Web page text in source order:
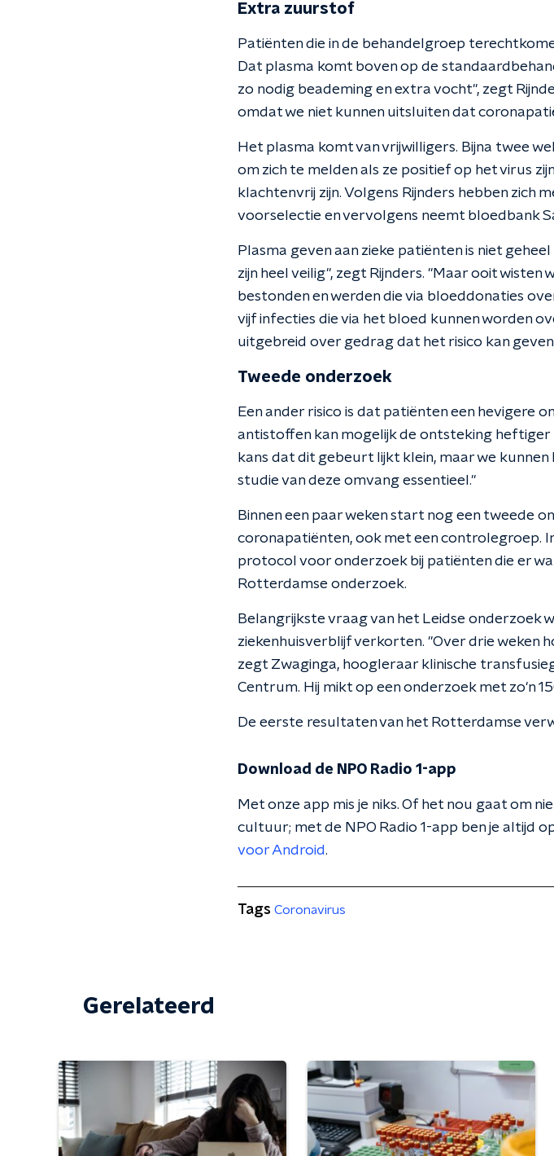
Extra zuurstof
Patiënten die in de behandelgroep
Dat plasma komt boven op de
zo nodig beademing en extra vocht", zegt
omdat we niet kunnen uitsluiten dat
Het plasma komt van vrijwilligers. Bijna twee
om zich te melden als ze positief op het virus
klachtenvrij zijn. Volgens Rijnders hebben zich
voorselectie en vervolgens neemt bloedbank
Plasma geven aan zieke patiënten is niet
zijn heel veilig", zegt Rijnders. "Maar ooit wisten
bestonden en werden die via bloeddonaties
vijf infecties die via het bloed kunnen worden
uitgebreid over gedrag dat het risico kan
Tweede onderzoek
Een ander risico is dat patiënten een hevigere
antistoffen kan mogelijk de ontsteking
kans dat dit gebeurt lijkt klein, maar we
studie van deze omvang essentieel."
Binnen een paar weken start nog een tweede
coronapatiënten, ook met een controlegroep.
protocol voor onderzoek bij patiënten die er
Rotterdamse onderzoek.
Belangrijkste vraag van het Leidse onderzoek
ziekenhuisverblijf verkorten. "Over drie weken
zegt Zwaginga, hoogleraar klinische
Centrum. Hij mikt op een onderzoek met zo'n
De eerste resultaten van het Rotterdamse
Download de NPO Radio 1-app
Met onze app mis je niks. Of het nou gaat om
cultuur; met de NPO Radio 1-app ben je altijd
voor Android.
Tags Coronavirus
Gerelateerd